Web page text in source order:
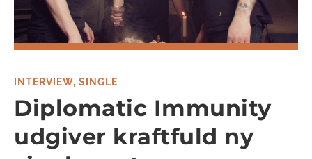
INTERVIEW, SINGLE
Diplomatic Immunity
udgiver kraftfuld ny